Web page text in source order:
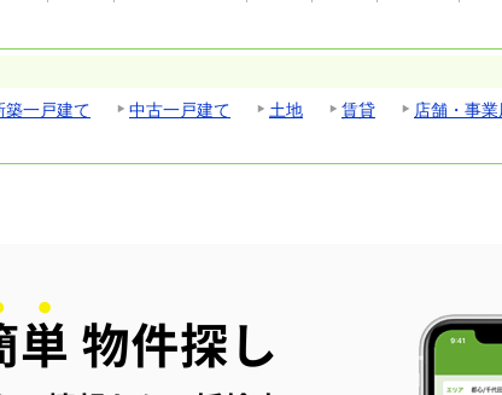
築一戸建て 中古一戸建て 土地 賃貸
店舗・事業